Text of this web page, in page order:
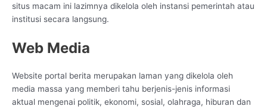
situs macam ini lazimnya dikelola oleh instansi pemerintah atau
institusi secara langsung.
Web Media
Website portal berita merupakan laman yang dikelola oleh
media massa yang memberi tahu berjenis-jenis informasi
aktual mengenai politik, ekonomi, sosial, olahraga, hiburan dan